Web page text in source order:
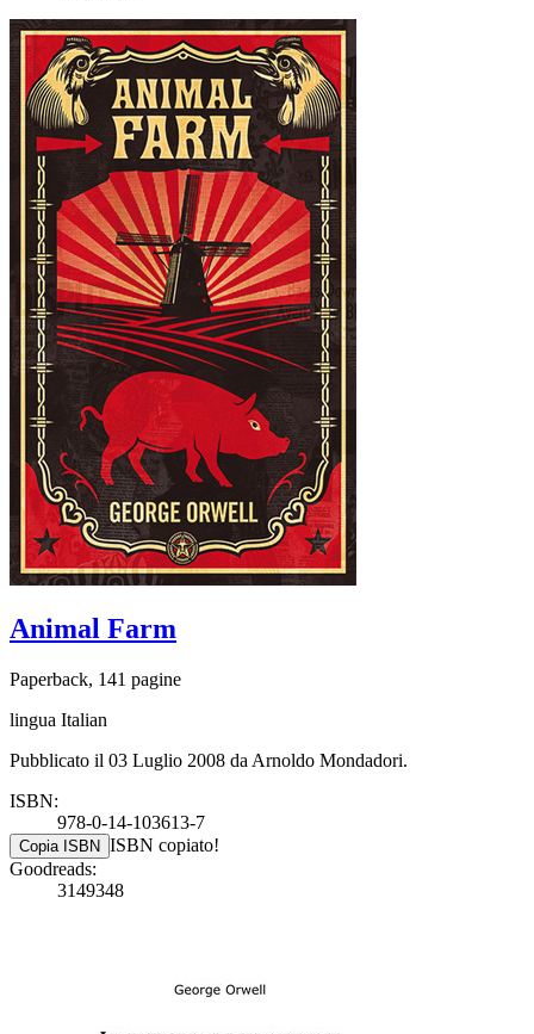
Animal Farm
Paperback, 141 pagine
lingua Italian
Pubblicato il 03 Luglio 2008 da Arnoldo Mondadori.
ISBN:
978-0-14-103613-7
Copia ISBN ISBN copiato!
Goodreads:
3149348